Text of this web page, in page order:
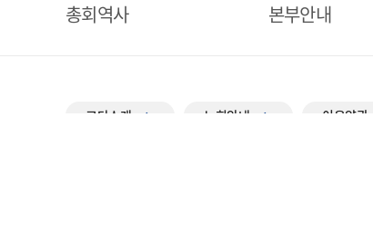
본부안내
총회역사
교단소개 navigate_next 노회안내 navigate_next 이용약관